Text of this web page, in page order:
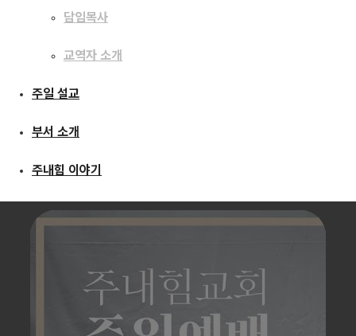
교회 소개
교역자 소개
주일 설교
부서 소개
주내힘 이야기
담임목사
교역자 소개
주일 설교
부서 소개
주내힘 이야기
주일 설교
[22.06.26] 이것만 해도
승리합니다